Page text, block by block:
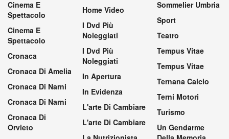
Cinema E
Spettacolo
Cinema E
Spettacolo
Cronaca
Cronaca Di Amelia
Cronaca Di Narni
Cronaca Di Narni
Cronaca Di
Orvieto
Home Video
I Dvd Più
Noleggiati
I Dvd Più
Noleggiati
In Apertura
In Evidenza
L'arte Di Cambiare
L'arte Di Cambiare
Sommelier Umbria
Sport
Teatro
Tempus Vitae
Tempus Vitae
Ternana Calcio
Terni Motori
Turismo
Un Gendarme